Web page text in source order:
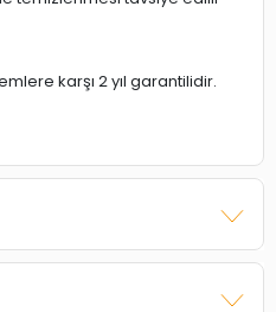
karşı 2 yıl garantilidir.